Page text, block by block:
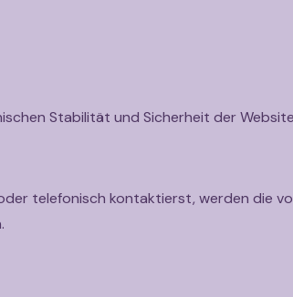
Stabilität und Sicherheit der
telefonisch kontaktierst, werden die